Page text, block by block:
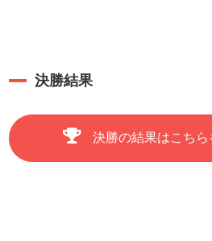
決勝結果
決勝の結果はこち